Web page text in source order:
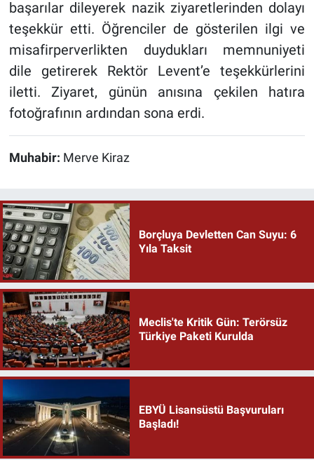
başarılar dileyerek nazik ziyaretlerinden dolayı
teşekkür etti. Öğrenciler de gösterilen ilgi ve
misafirperverlikten duydukları memnuniyeti
dile getirerek Rektör Levent’e teşekkürlerini
iletti. Ziyaret, günün anısına çekilen hatıra
fotoğrafının ardından sona erdi.
Muhabir: Merve Kiraz
Borçluya Devletten Can Suyu: 6
Yıla Taksit
Meclis'te Kritik Gün: Terörsüz
Türkiye Paketi Kurulda
EBYÜ Lisansüstü Başvuruları
Başladı!